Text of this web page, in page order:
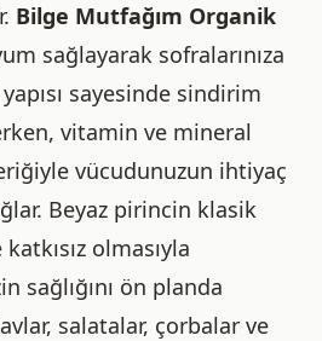
Bilge Mutfağım Organik
sağlayarak sofralarınıza
sayesinde sindirim
vitamin ve mineral
vücudunuzun ihtiyaç
Beyaz pirincin klasik
olmasıyla
sağlığını ön planda
salatalar, çorbalar ve